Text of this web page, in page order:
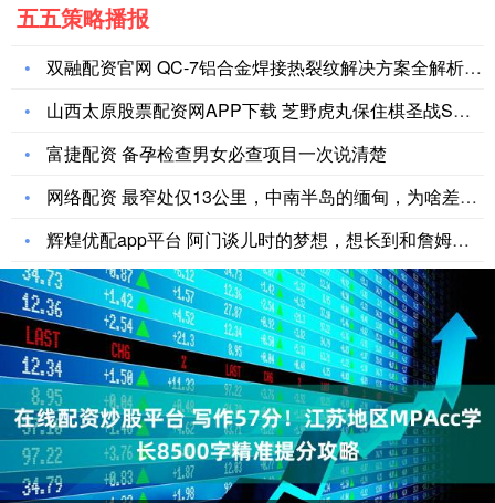
五五策略播报
双融配资官网 QC-7铝合金焊接热裂纹解决方案全解析_mm_
山西太原股票配资网APP下载 芝野虎丸保住棋圣战S级循环圈头
富捷配资 备孕检查男女必查项目一次说清楚
网络配资 最窄处仅13公里，中南半岛的缅甸，为啥差点将泰国“
辉煌优配app平台 阿门谈儿时的梦想，想长到和詹姆斯一样的身